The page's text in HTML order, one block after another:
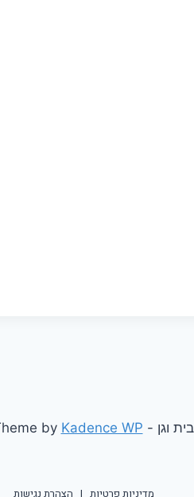
Kadence WP
מדיניות פרטיות | הצהרת נגישות